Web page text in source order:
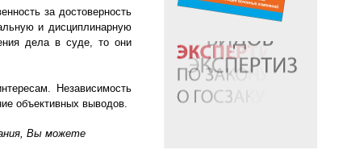
за достоверность
и дисциплинарную
дела в суде, то они
Независимость
объективных выводов.
Вы можете